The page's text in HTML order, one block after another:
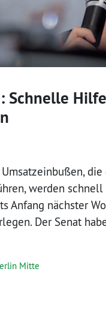
Schnelle
werden
Anfang nächster
Der Senat
Mitte